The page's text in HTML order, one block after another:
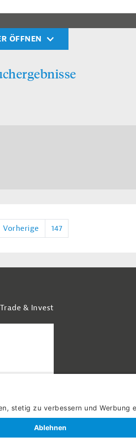
ÖFFNEN
Vorherige 147
& Invest